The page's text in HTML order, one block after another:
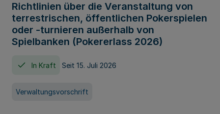
Richtlinien über die Veranstaltung von
terrestrischen, öffentlichen Pokerspielen
oder -turnieren außerhalb von
Spielbanken (Pokererlass 2026)
In Kraft Seit 15. Juli 2026
Verwaltungsvorschrift